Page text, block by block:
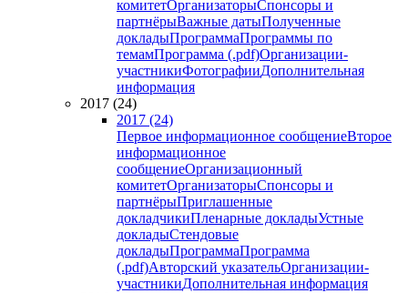
комитетОрганизаторыСпонсоры и
партнёрыВажные датыПолученные
докладыПрограммаПрограммы по
темамПрограмма (.pdf)Организации-
участникиФотографииДополнительная
информация
2017 (24)
2017 (24)
Первое информационное сообщениеВторое
информационное
сообщениеОрганизационный
комитетОрганизаторыСпонсоры и
партнёрыПриглашенные
докладчикиПленарные докладыУстные
докладыСтендовые
докладыПрограммаПрограмма
(.pdf)Авторский указательОрганизации-
участникиДополнительная информация